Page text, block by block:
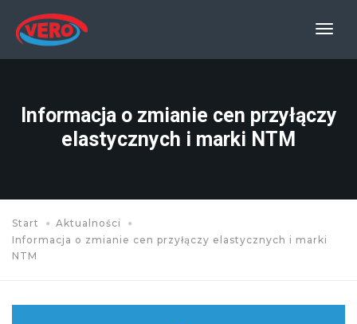
Informacja o zmianie cen przyłączy
elastycznych i marki NTM
Start
Aktualności
Informacja o zmianie cen przyłączy elastycznych i marki
NTM